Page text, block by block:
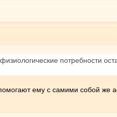
потребности
ему с самими собой же